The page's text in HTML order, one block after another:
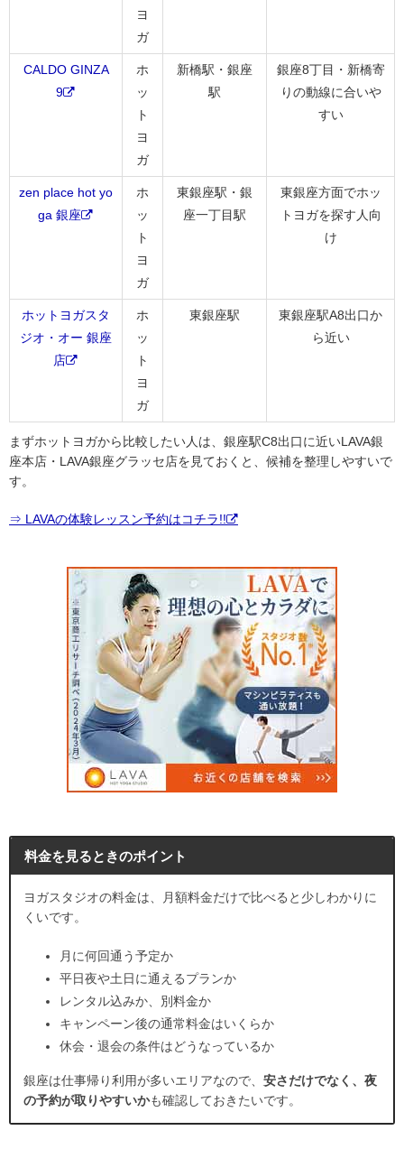
ヨ
ガ
CALDO GINZA
9
ホ
ッ
ト
ヨ
ガ
新橋駅・銀座
駅
銀座8丁目・新橋寄
りの動線に合いや
すい
zen place hot yo
ga 銀座
ホ
ッ
ト
ヨ
ガ
東銀座駅・銀
座一丁目駅
東銀座方面でホッ
トヨガを探す人向
け
ホットヨガスタ
ジオ・オー 銀座
店
ホ
ッ
ト
ヨ
ガ
東銀座駅
東銀座駅A8出口か
ら近い
まずホットヨガから比較したい人は、銀座駅C8出口に近いLAVA銀
座本店・LAVA銀座グラッセ店を見ておくと、候補を整理しやすいで
す。
⇒ LAVAの体験レッスン予約はコチラ!!
料金を見るときのポイント
ヨガスタジオの料金は、月額料金だけで比べると少しわかりに
くいです。
月に何回通う予定か
平日夜や土日に通えるプランか
レンタル込みか、別料金か
キャンペーン後の通常料金はいくらか
休会・退会の条件はどうなっているか
銀座は仕事帰り利用が多いエリアなので、 安さだけでなく、夜
の予約が取りやすいかも確認しておきたいです。